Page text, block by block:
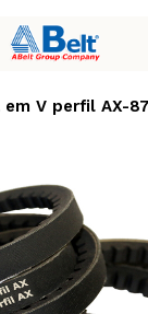
em V perfil AX-